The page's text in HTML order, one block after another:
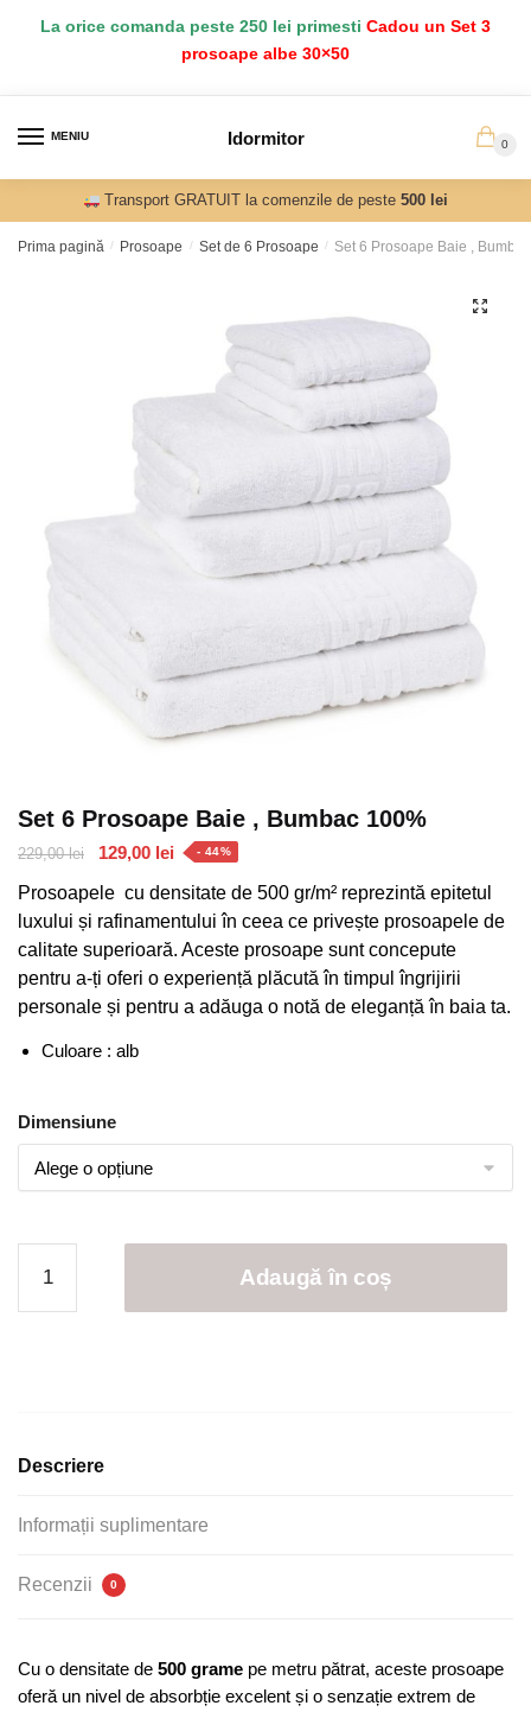
La orice comanda peste 250 lei primesti Cadou un Set 3
prosoape albe 30×50
MENIU Idormitor 0
Transport GRATUIT la comenzile de peste500 lei
Prima pagină / Prosoape / Set de 6 Prosoape / Set 6 Prosoape Baie ,
Set 6 Prosoape Baie , Bumbac 100%
229,00lei
Prețul
a
fost:
229,00 lei.
129,00 lei Prețul
este:
129,00 lei.
- 44%
Prosoapele cu densitate de 500 gr/m² reprezintă epitetul
luxului și rafinamentului în ceea ce privește prosoapele de
calitate superioară. Aceste prosoape sunt concepute
pentru a-ți oferi o experiență plăcută în timpul îngrijirii
personale și pentru a adăuga o notă de eleganță în baia ta.
Culoare : alb
Dimensiune
6
100%
Adaugă în coș
Descriere
Informații suplimentare
Recenzii 0
Cu o densitate de 500 grame pe metru pătrat, aceste prosoape
oferă un nivel de absorbție excelent și o senzație extrem de